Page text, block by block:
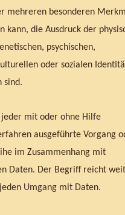
mehreren besonderen
kann, die Ausdruck der
psychischen,
oder sozialen
sind.
jeder mit oder ohne Hilfe
ausgeführte Vorgang
im Zusammenhang mit
Daten. Der Begriff reicht
Umgang mit Daten.